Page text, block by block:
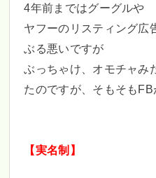
4年前まではグーグルや
ヤフーのリスティング広
ぶる悪いですが
ぶっちゃけ、オモチャみ
たのですが、そもそもFB
【実名制】